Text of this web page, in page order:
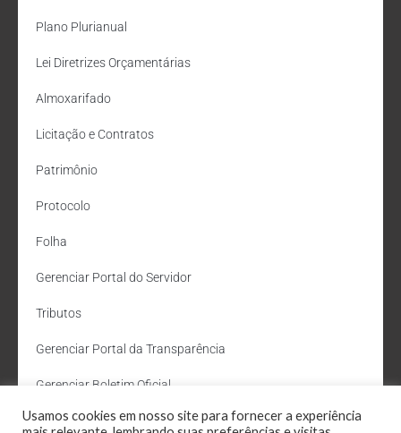
Plano Plurianual
Lei Diretrizes Orçamentárias
Almoxarifado
Licitação e Contratos
Patrimônio
Protocolo
Folha
Gerenciar Portal do Servidor
Tributos
Gerenciar Portal da Transparência
Gerenciar Boletim Oficial
Departamento de Água e Esgoto
Usamos cookies em nosso site para fornecer a experiência